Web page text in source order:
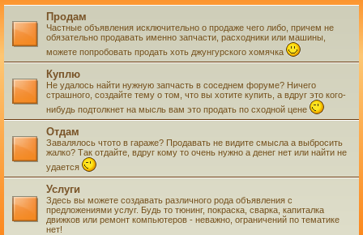
Продам
Частные объявления исключительно о продаже чего либо, причем не
обязательно продавать именно запчасти, расходники или машины,
можете попробовать продать хоть джунгурского хомячка
Куплю
Не удалось найти нужную запчасть в соседнем форуме? Ничего
страшного, создайте тему о том, что вы хотите купить, а вдруг это кого-
нибудь подтолкнет на мысль вам это продать по сходной цене
Отдам
Завалялось чтото в гараже? Продавать не видите смысла а выбросить
жалко? Так отдайте, вдруг кому то очень нужно а денег нет или найти не
удается
Услуги
Здесь вы можете создавать различного рода объявления с
предложениями услуг. Будь то тюнинг, покраска, сварка, капиталка
движков или ремонт компьютеров - неважно, ограничений по тематике
нет!